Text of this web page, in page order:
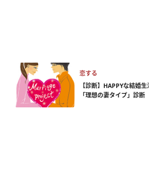
恋する
【診断】HAPPYな結婚
「理想の妻タイプ」診断